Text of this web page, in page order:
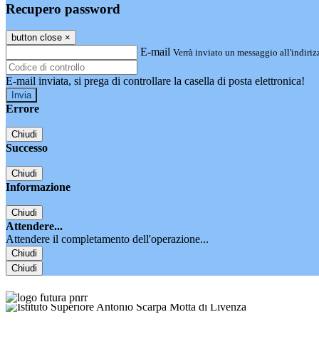
Recupero password
button close ×
E-mail Verrà inviato un messaggio
E-mail inviata, si prega di controllare la casella di posta elettronica!
Errore
Chiudi
Successo
Chiudi
Informazione
Chiudi
Attendere...
Attendere il completamento dell'operazione...
Chiudi
Chiudi